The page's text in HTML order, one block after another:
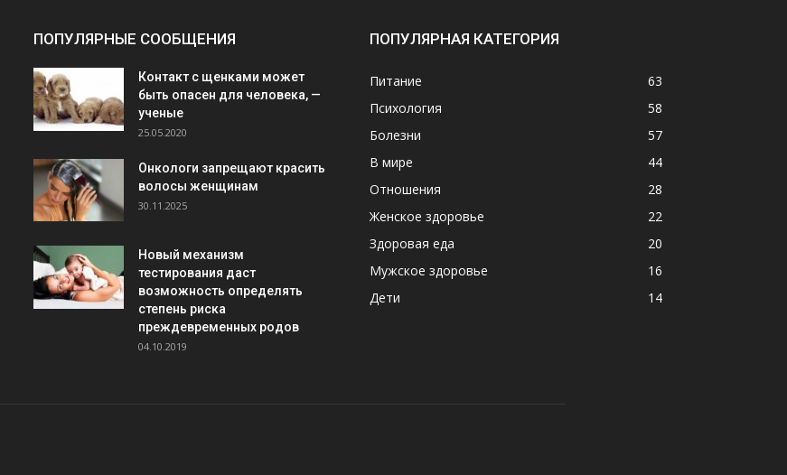
ПОПУЛЯРНЫЕ СООБЩЕНИЯ
Контакт с щенками может
быть опасен для человека, —
ученые
25.05.2020
Онкологи запрещают красить
волосы женщинам
30.11.2025
Новый механизм
тестирования даст
возможность определять
степень риска
преждевременных родов
04.10.2019
ПОПУЛЯРНАЯ КАТЕГОРИЯ
Питание
63
Психология
58
Болезни
57
В мире
44
Отношения
28
Женское здоровье
22
Здоровая еда
20
Мужское здоровье
16
Дети
14